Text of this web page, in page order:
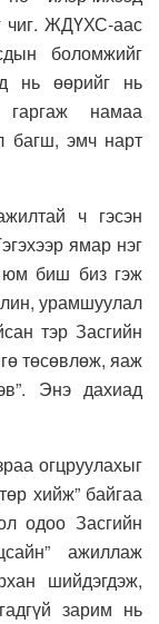
чиг. ЖДҮХС-аас
боломжийг
нь өөрийг нь
намаа
багш, эмч нарт
ч гэсэн
ямар нэг
юм биш биз гэж
урамшуулал
тэр Засгийн
төсөвлөж, яаж
Энэ дахиад
огцруулахыг
хийж” байгаа
одоо Засгийн
ажиллаж
шийдэгдэж,
зарим нь